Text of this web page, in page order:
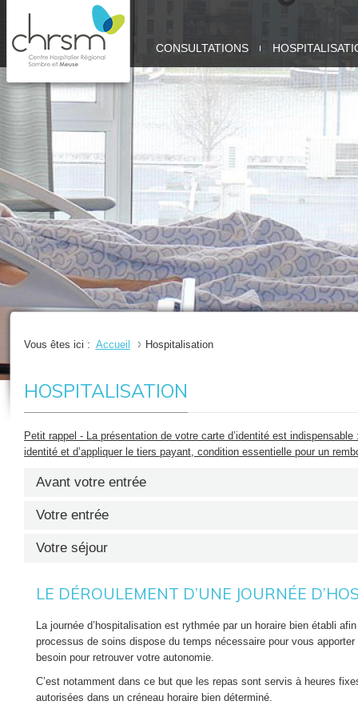
SITE
MEUSE
CONSULTATIONS
Vous êtes ici : Accueil Hospitalisation
HOSPITALISATION
Petit rappel - La présentation de votre carte d’identité est
identité et d’appliquer le tiers payant, condition essentielle pour un
Avant votre entrée
réserver votre chambre (1, 2 ou 4 lits).
préalable a pour but d’alléger les formalités normalement effectuées
nous vous invitons à (re)prendre contact personnellement avec ce
ou en vous rendant sur place : « Route 60 » du lundi au
Votre entrée
VOTRE INSCRIPTION
Dès votre arrivée, nous vous invitons à vous
vous avez effectué les démarches dans le cadre
d’une pré-admission. Prenez un ticket
« hospitalisation » à la borne située aux
l’accueil principal. L’hôte(sse) procédera à
l’élaboration de votre dossier administratif et
Votre séjour
LE DÉROULEMENT D’UNE JOURNÉE
La journée d’hospitalisation est rythmée par un horaire bien établi
processus de soins dispose du temps nécessaire pour vous
besoin pour retrouver votre autonomie.
C’est notamment dans ce but que les repas sont servis à heures
autorisées dans un créneau horaire bien déterminé.